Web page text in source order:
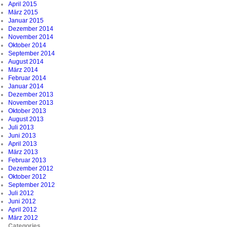
April 2015
März 2015
Januar 2015
Dezember 2014
November 2014
Oktober 2014
September 2014
August 2014
März 2014
Februar 2014
Januar 2014
Dezember 2013
November 2013
Oktober 2013
August 2013
Juli 2013
Juni 2013
April 2013
März 2013
Februar 2013
Dezember 2012
Oktober 2012
September 2012
Juli 2012
Juni 2012
April 2012
März 2012